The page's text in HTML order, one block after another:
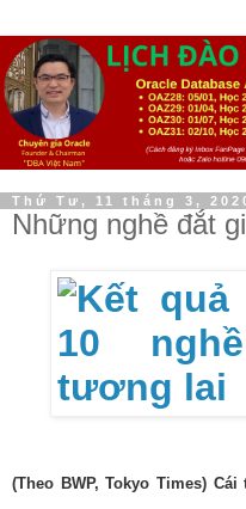
Thứ Tư, 11 tháng 3,
Những nghề đắt
(Theo BWP, Tokyo Times) Cái